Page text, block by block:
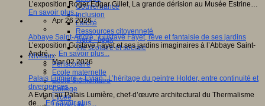
Gouvernance
Inclusion
Laïcité
Ressources citoyenneté
Tiers - lieux
Vie scolaire et sociale
Niveaux
Périscolaire
Ecole maternelle
Ecole élémentaire
Collège
Lycée
L’exposition Roger Edgar Gillet, La grande dérision au Musée Estrine…
En savoir plus...
Apr 26 2026
Abbaye Saint-André : Gustave Fayet, rêve et fantaisie de ses jardins
L’exposition Gustave Fayet et ses jardins imaginaires à l’Abbaye Saint-
André,… En savoir plus...
Mar 02 2026
Palais Lumière – Evian : L’héritage du peintre Holder, entre continuité et
divergences
A Evian au Palais Lumière, chef-d’œuvre architectural du Thermalisme
de…En savoir plus...